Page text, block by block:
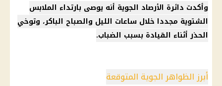
وأكدت دائرة الأرصاد الجوية أنه يوصى بارتداء الملابس
الشتوية مجددا خلال ساعات الليل والصباح الباكر، وتوخي
الحذر أثناء القيادة بسبب الضباب.
أبرز الظواهر الجوية المتوقعة